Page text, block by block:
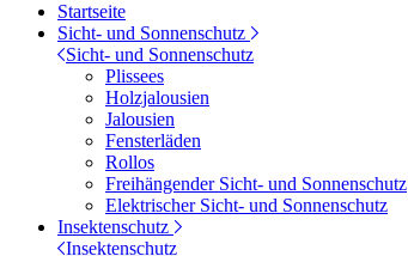
Startseite
Sicht- und Sonnenschutz
Sicht- und Sonnenschutz
Plissees
Holzjalousien
Jalousien
Fensterläden
Rollos
Freihängender Sicht- und Sonnenschutz
Elektrischer Sicht- und Sonnenschutz
Insektenschutz
Insektenschutz